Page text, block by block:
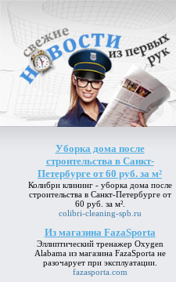
Уборка дома после
строительства в Санкт-
Петербурге от 60 руб. за м²
Колибри клининг - уборка дома после
строительства в Санкт-Петербурге от
60 руб. за м².
colibri-cleaning-spb.ru
Из магазина FazaSporta
Эллиптический тренажер Oxygen
Alabama из магазина FazaSportaне
разочарует при эксплуатации.
fazasporta.com